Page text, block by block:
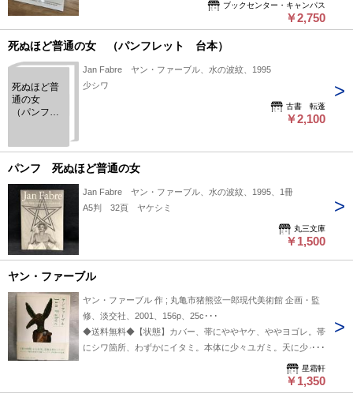
ブックセンター・キャンパス
￥2,750
死ぬほど普通の女 （パンフレット 台本）
死ぬほど普
通の女
（パンフレ
Jan Fabre ヤン・ファーブル、水の波紋、1995
少シワ
古書 転蓬
￥2,100
パンフ 死ぬほど普通の女
Jan Fabre ヤン・ファーブル、水の波紋、1995、1冊
A5判 32頁 ヤケシミ
丸三文庫
￥1,500
ヤン・ファーブル
ヤン・ファーブル 作 ; 丸亀市猪熊弦一郎現代美術館 企画・監
修、淡交社、2001、156p、25c･･･
◆送料無料◆【状態】カバー、帯にややヤケ、ややヨゴレ。帯
にシワ箇所、わずかにイタミ。本体に少々ユガミ。天に少々ヨ
ゴレ。【解説】ベルギーを代表する現代美術家・舞台芸術家、
ヤン・ファーブル。その日本初の本格個展に合わせて編まれ
た、日本初の作品集です。作品29点とカラー図版入り年譜を
星霜軒
￥1,350